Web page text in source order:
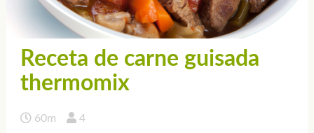
Receta de carne guisada
thermomix
60m 4